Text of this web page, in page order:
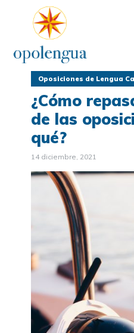
Oposiciones de Lengua
¿Cómo
de las
qué?
14 diciembre, 2021